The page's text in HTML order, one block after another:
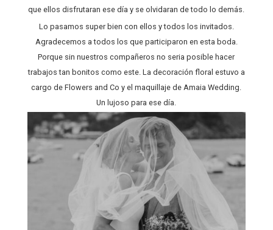
que ellos disfrutaran ese día y se olvidaran de todo lo demás.
Lo pasamos super bien con ellos y todos los invitados.
Agradecemos a todos los que participaron en esta boda.
Porque sin nuestros compañeros no seria posible hacer
trabajos tan bonitos como este. La decoración floral estuvo a
cargo de Flowers and Co y el maquillaje de Amaia Wedding.
Un lujoso para ese día.